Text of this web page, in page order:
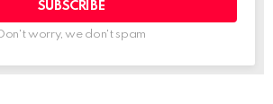
Don't worry, we don't spam